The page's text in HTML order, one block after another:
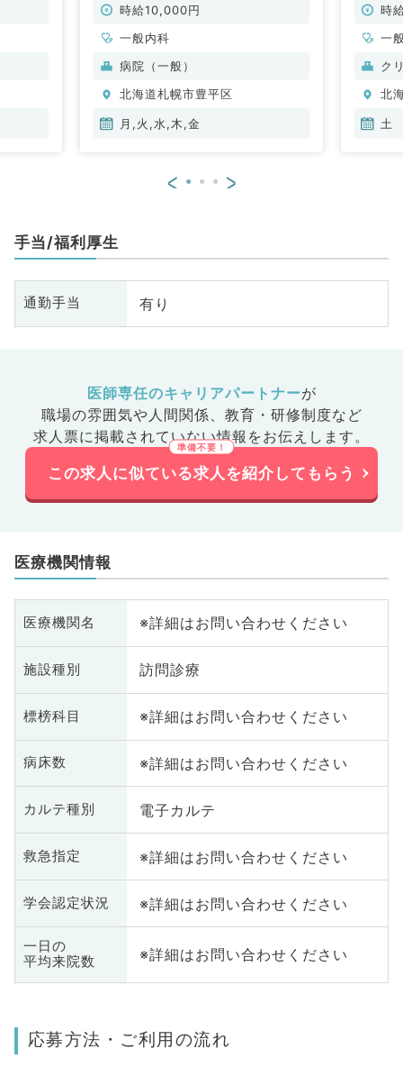
す！（一般内科／非常勤）
時給10,000円
一般内科
病院（一般）
北海道札幌市豊平区
月,火,水,木,金
時
一
ク
北
土
< >
手当/福利厚生
通勤手当 有り
医師専任のキャリアパートナーが
職場の雰囲気や人間関係、 教育・研修制度など
求人票に掲載されていない情報をお伝えします。
この求人に似ている求人を紹介してもらう
医療機関情報
医療機関名 ※詳細はお問い合わせください
施設種別 訪問診療
標榜科目 ※詳細はお問い合わせください
病床数 ※詳細はお問い合わせください
カルテ種別 電子カルテ
救急指定 ※詳細はお問い合わせください
学会認定状況 ※詳細はお問い合わせください
一日の
平均来院数
※詳細はお問い合わせください
応募方法・ご利用の流れ